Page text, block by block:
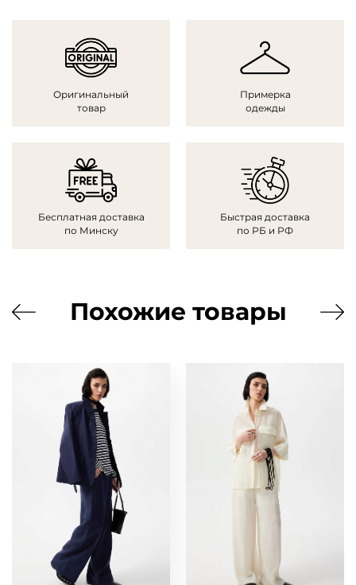
Оригинальный
товар
Примерка
одежды
Бесплатная доставка
по Минску
Быстрая доставка
по РБ и РФ
Похожие товары